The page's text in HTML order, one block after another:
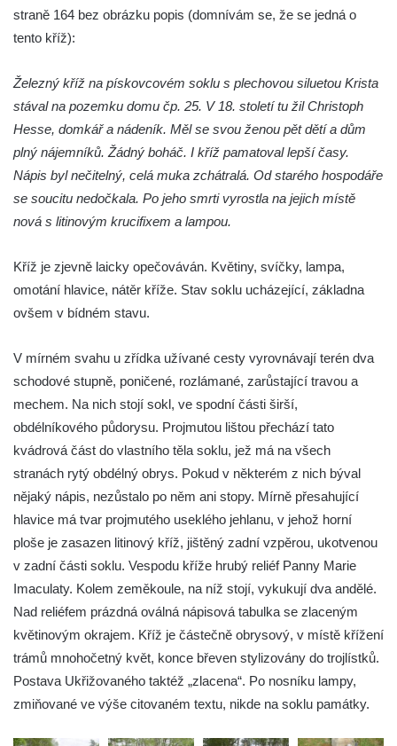
Malší ve Velešíně
Centrální kříž hřbitova ve Velešíně
Kříž u brány na hřbitov ve Velešíně
Kříž na zahradě domu čp. 127 v Římově
Kříž u fary v Římově
Kříž u lípy Jana Gurreho v Římově
Boží muka u hřbitova v Římově
Centrální kříž hřbitova v Římově
Kříž na návsi v Dolním Třeboníně
Kříž poblíž domu čp. 169 v Plavu
Kříž na návsi v Plavu
Práchně
Kříž na rozcestí u domu čp. 283 v Dolním
Podluží
Görnerův kříž u silnice č. 264 v Dolním
Podluží
Kříž u domu čp. 155 v Chřibské
Údajný kříž u domu čp. 283 ve Chřibské
Kříž jižně od Bukolu
Centrální kříž hřbitova v Hrobčicích
Kříž u silnice z Chouče do Mirošovic
Centrální kříž hřbitova v Chouči
Kříž na rozcestí v Záluží
Kříž v ulici V Zátiší v Dobříni
straně 164 bez obrázku popis (domnívám se, že se jedná o
tento kříž):
Železný kříž na pískovcovém soklu s plechovou siluetou Krista
stával na pozemku domu čp. 25. V 18. století tu žil Christoph
Hesse, domkář a nádeník. Měl se svou ženou pět dětí a dům
plný nájemníků. Žádný boháč. I kříž pamatoval lepší časy.
Nápis byl nečitelný, celá muka zchátralá. Od starého hospodáře
se soucitu nedočkala. Po jeho smrti vyrostla na jejich místě
nová s litinovým krucifixem a lampou.
Kříž je zjevně laicky opečováván. Květiny, svíčky, lampa,
omotání hlavice, nátěr kříže. Stav soklu ucházející, základna
ovšem v bídném stavu.
V mírném svahu u zřídka užívané cesty vyrovnávají terén dva
schodové stupně, poničené, rozlámané, zarůstající travou a
mechem. Na nich stojí sokl, ve spodní části širší,
obdélníkového půdorysu. Projmutou lištou přechází tato
kvádrová část do vlastního těla soklu, jež má na všech
stranách rytý obdélný obrys. Pokud v některém z nich býval
nějaký nápis, nezůstalo po něm ani stopy. Mírně přesahující
hlavice má tvar projmutého useklého jehlanu, v jehož horní
ploše je zasazen litinový kříž, jištěný zadní vzpěrou, ukotvenou
v zadní části soklu. Vespodu kříže hrubý reliéf Panny Marie
Imaculaty. Kolem zeměkoule, na níž stojí, vykukují dva andělé.
Nad reliéfem prázdná oválná nápisová tabulka se zlaceným
květinovým okrajem. Kříž je částečně obrysový, v místě křížení
trámů mnohočetný květ, konce břeven stylizovány do trojlístků.
Postava Ukřižovaného taktéž „zlacena“. Po nosníku lampy,
zmiňované ve výše citovaném textu, nikde na soklu památky.